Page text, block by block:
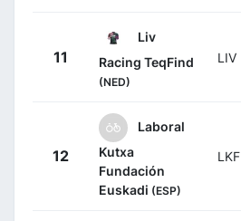
11
Liv
Racing TeqFind
(NED)
LIV
12
Laboral
Kutxa
Fundación
Euskadi (ESP)
LKF